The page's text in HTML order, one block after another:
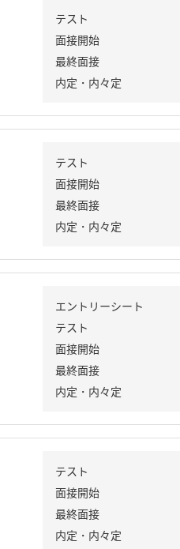
テスト
面接開始
最終面接
内定・内々定
テスト
面接開始
最終面接
内定・内々定
エントリーシート
テスト
面接開始
最終面接
内定・内々定
テスト
面接開始
最終面接
内定・内々定